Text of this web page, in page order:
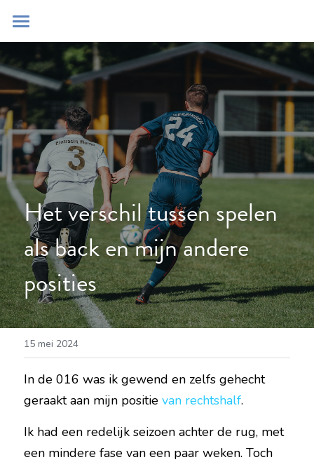
Home
Blog
Contact
Zoeken
POWERED BY
Het verschil tussen spelen
als back en mijn andere
posities
15 mei 2024
In de 016 was ik gewend en zelfs gehecht
geraakt aan mijn positie van rechtshalf.
Ik had een redelijk seizoen achter de rug, met
een mindere fase van een paar weken. Toch